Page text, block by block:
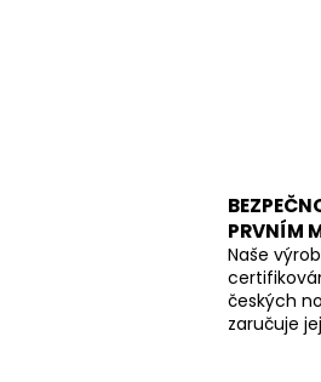
PRVNÍM
Naše
českých
zaručuje